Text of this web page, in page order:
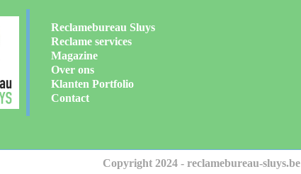
Reclamebureau Sluys
Reclame services
Magazine
Over ons
Klanten Portfolio
Contact
Copyright 2024 - reclamebureau-sluys.be